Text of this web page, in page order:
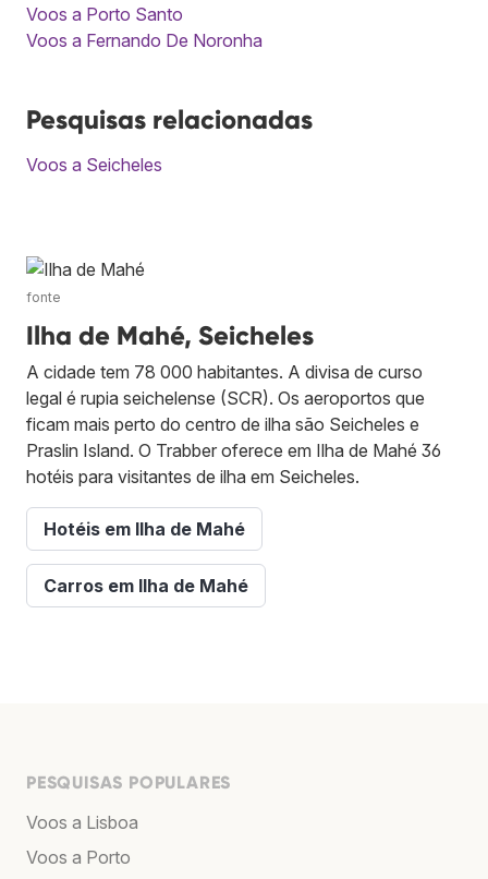
Voos a Porto Santo
Voos a Fernando De Noronha
Pesquisas relacionadas
Voos a Seicheles
fonte
Ilha de Mahé, Seicheles
A cidade tem 78 000 habitantes. A divisa de curso
legal é rupia seichelense (SCR). Os aeroportos que
ficam mais perto do centro de ilha são Seicheles e
Praslin Island. O Trabber oferece em Ilha de Mahé 36
hotéis para visitantes de ilha em Seicheles.
Hotéis em Ilha de Mahé
Carros em Ilha de Mahé
PESQUISAS POPULARES
Voos a Lisboa
Voos a Porto